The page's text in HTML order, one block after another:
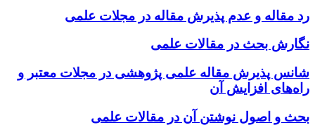
رد مقاله و عدم پذیرش مقاله در مجلات علمی
نگارش بحث در مقالات علمی
شانس پذیرش مقاله علمی پژوهشی در مجلات معتبر و
راه‌های افزایش آن
بحث و اصول نوشتن آن در مقالات علمی